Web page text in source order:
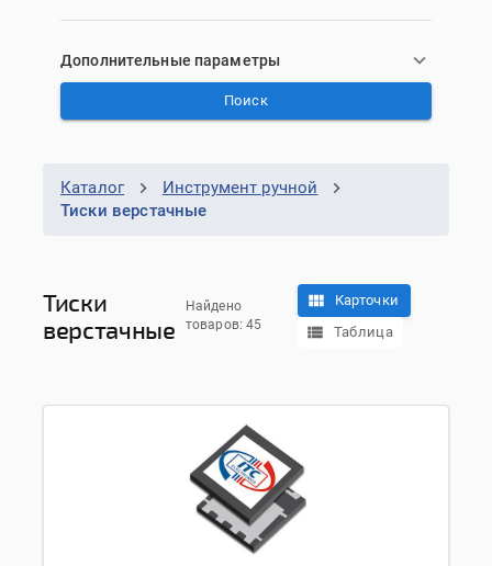
Дополнительные параметры
Поиск
Каталог
Инструмент ручной
Тиски верстачные
Тиски
верстачные
Найдено
товаров: 45
Карточки
Таблица